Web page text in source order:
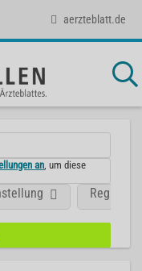
aerzteblatt.de
an , um diese
Region